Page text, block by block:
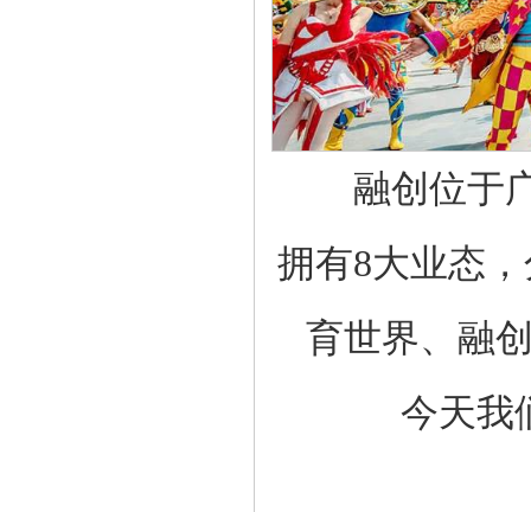
融创位于
拥有8大业态
育世界、 融
今天我